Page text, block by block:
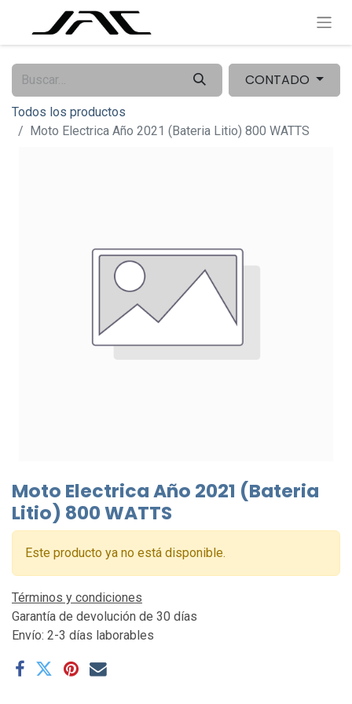
CONTADO
Todos los productos
Moto Electrica Año 2021 (Bateria Litio) 800 WATTS
Moto Electrica Año 2021 (Bateria
Litio) 800 WATTS
Este producto ya no está disponible.
Términos y condiciones
Garantía de devolución de 30 días
Envío: 2-3 días laborables